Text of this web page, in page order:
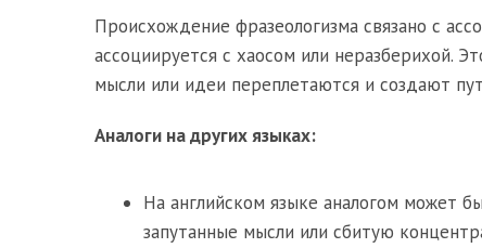
Происхождение фразеологизма связано с
ассоциируется с хаосом или неразберихой.
мысли или идеи переплетаются и создают
Аналоги на других языках:
На английском языке аналогом может
запутанные мысли или сбитую